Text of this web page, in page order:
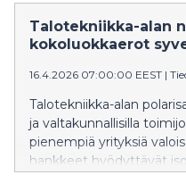
Talotekniikka-alan
kokoluokkaerot
16.4.2026 07:00:00 EEST |
Talotekniikka-alan
ja valtakunnallisilla
pienempiä yrityksiä
hankkeet hyödyttävät